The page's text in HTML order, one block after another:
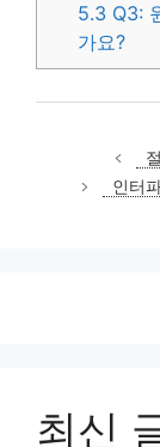
5.3 Q3:
가요?
인터
최신